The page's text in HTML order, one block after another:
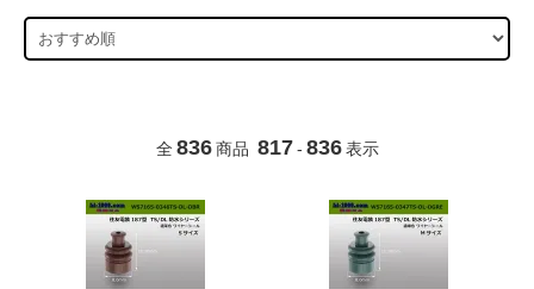
全 836 商品 817 - 836 表示